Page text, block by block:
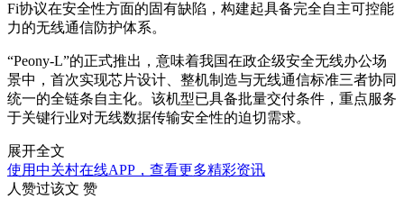
Fi协议在安全性方面的固有缺陷，构建起具备完全自主可控能
力的无线通信防护体系。
“Peony-L”的正式推出，意味着我国在政企级安全无线办公场
景中，首次实现芯片设计、整机制造与无线通信标准三者协同
统一的全链条自主化。该机型已具备批量交付条件，重点服务
于关键行业对无线数据传输安全性的迫切需求。
展开全文
使用中关村在线APP，查看更多精彩资讯
人赞过该文 赞